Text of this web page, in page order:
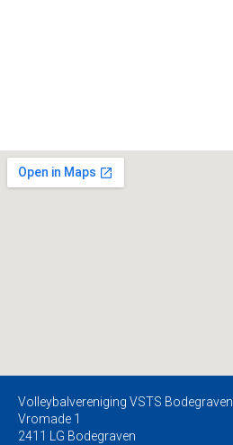
Volleybalvereniging VSTS Bodegraven
Vromade 1
2411 LG Bodegraven